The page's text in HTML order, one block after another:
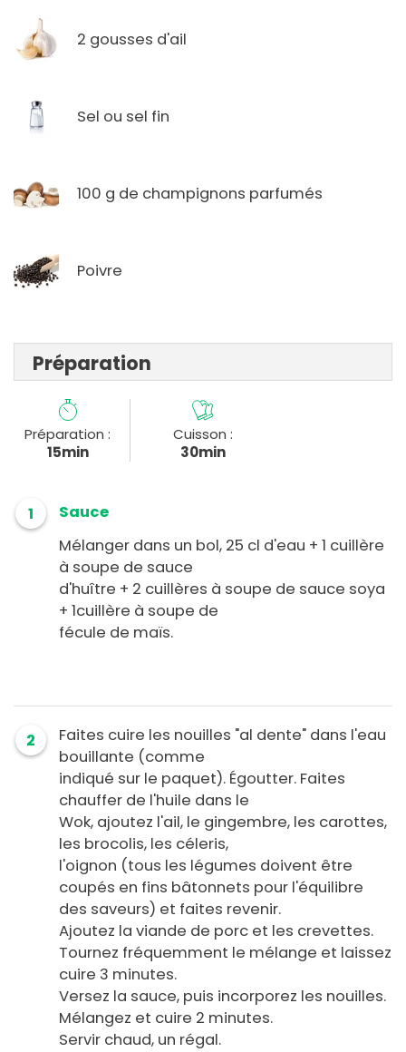
2 gousses d'ail
Sel ou sel fin
100 g de champignons parfumés
Poivre
Préparation
Préparation :
15min
Cuisson :
30min
1
Sauce
Mélanger dans un bol, 25 cl d'eau + 1 cuillère
à soupe de sauce
d'huître + 2 cuillères à soupe de sauce soya
+ 1cuillère à soupe de
fécule de maïs.
2
Faites cuire les nouilles "al dente" dans l'eau
bouillante (comme
indiqué sur le paquet). Égoutter. Faites
chauffer de l'huile dans le
Wok, ajoutez l'ail, le gingembre, les carottes,
les brocolis, les céleris,
l'oignon (tous les légumes doivent être
coupés en fins bâtonnets pour l'équilibre
des saveurs) et faites revenir.
Ajoutez la viande de porc et les crevettes.
Tournez fréquemment le mélange et laissez
cuire 3 minutes.
Versez la sauce, puis incorporez les nouilles.
Mélangez et cuire 2 minutes.
Servir chaud, un régal.